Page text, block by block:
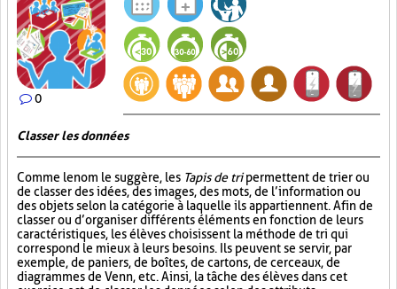
0
Classer les données
Comme le nom le suggère, les Tapis de tripermettent de trier ou
de classer des idées, des images, des mots, de l’information ou
des objets selon la catégorie à laquelle ils appartiennent. Afin de
classer ou d’organiser différents éléments en fonction de leurs
caractéristiques, les élèves choisissent la méthode de tri qui
correspond le mieux à leurs besoins. Ils peuvent se servir, par
exemple, de paniers, de boîtes, de cartons, de cerceaux, de
diagrammes de Venn, etc. Ainsi, la tâche des élèves dans cet